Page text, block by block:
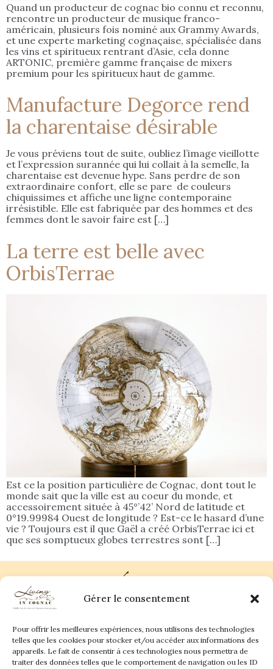
Gérer le consentement
Pour offrir les meilleures expériences, nous utilisons des technologies
telles que les cookies pour stocker et/ou accéder aux informations des
appareils. Le fait de consentir à ces technologies nous permettra de
traiter des données telles que le comportement de navigation ou les ID
Quand un producteur de cognac bio connu et reconnu,
rencontre un producteur de musique franco-
américain, plusieurs fois nominé aux Grammy Awards,
et une experte marketing cognaçaise, spécialisée dans
les vins et spiritueux rentrant d’Asie, cela donne
ARTONIC, première gamme française de mixers
premium pour les spiritueux haut de gamme.
Manufacture Degorce rend
la charentaise désirable
Je vous préviens tout de suite, oubliez l’image vieillotte
et l’expression surannée qui lui collait à la semelle, la
charentaise est devenue hype. Sans perdre de son
extraordinaire confort, elle se pare de couleurs
chiquissimes et affiche une ligne contemporaine
irrésistible. Elle est fabriquée par des hommes et des
femmes dont le savoir faire est […]
La terre est belle avec
OrbisTerrae
Est ce la position particulière de Cognac, dont tout le
monde sait que la ville est au coeur du monde, et
accessoirement située à 45°’42’ Nord de latitude et
0°19.99984 Ouest de longitude ? Est-ce le hasard d’une
vie ? Toujours est il que Gaël a créé OrbisTerrae ici et
que ses somptueux globes terrestres sont […]
Plan du site
Living in Cognac Land
Culture & Patrimoine
Contact
anne@livingincognac.com